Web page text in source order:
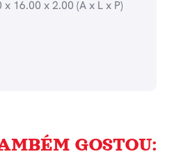
16.00 x 2.00 (A x L x P)
GOSTOU: